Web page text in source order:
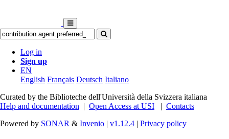
Log in
Sign up
EN
English Français Deutsch Italiano
Curated by the Biblioteche dell'Università della Svizzera italiana
Help and documentation | Open Access at USI | Contacts
Powered by SONAR & Invenio | v1.12.4 | Privacy policy